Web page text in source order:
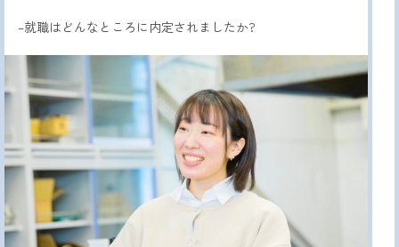
–就職はどんなところに内定されましたか?